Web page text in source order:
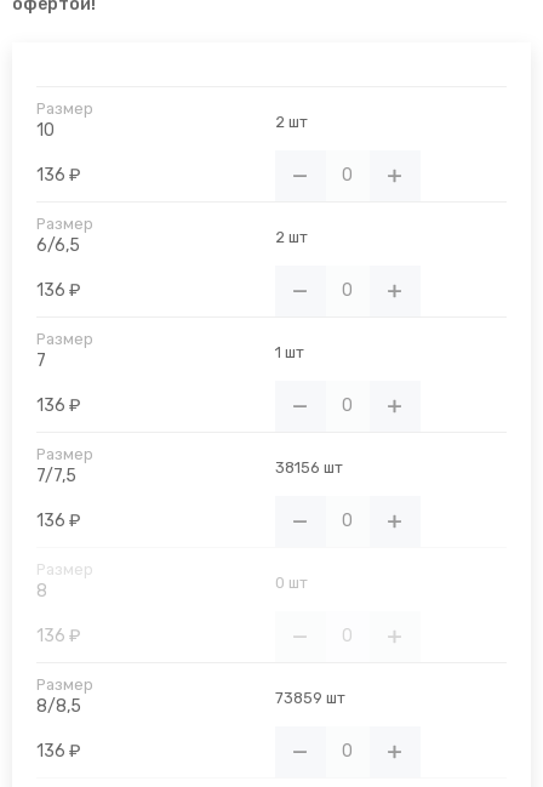
офертой!
10 2 шт
136 ₽
6/6,5 2 шт
136 ₽
7 1 шт
136 ₽
7/7,5 38156 шт
136 ₽
8 0 шт
136 ₽
8/8,5 73859 шт
136 ₽